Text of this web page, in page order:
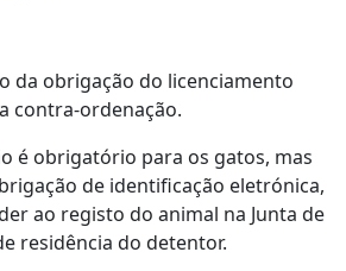
da obrigação do licenciamento
contra-ordenação.
é obrigatório para os gatos, mas
de identificação eletrónica,
ao registo do animal na Junta de
residência do detentor.